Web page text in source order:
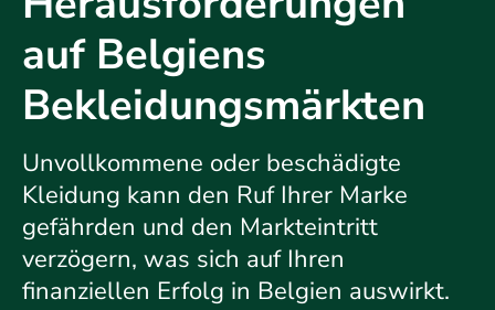
auf Belgiens
Bekleidungsmärkten
Unvollkommene oder beschädigte
Kleidung kann den Ruf Ihrer Marke
gefährden und den Markteintritt
verzögern, was sich auf Ihren
finanziellen Erfolg in Belgien auswirkt.